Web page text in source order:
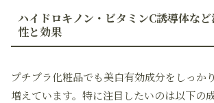
ハイドロキノン・ビタミンC誘導体な
性と効果
プチプラ化粧品でも美白有効成分をしっか
増えています。特に注目したいのは以下の成